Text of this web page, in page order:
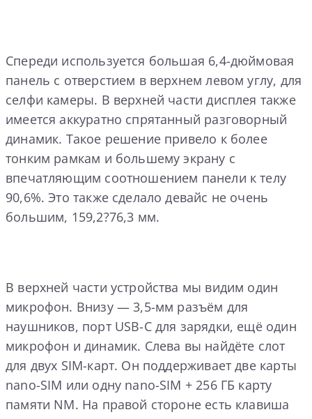
Спереди используется большая 6,4-дюймовая
панель с отверстием в верхнем левом углу, для
селфи камеры. В верхней части дисплея также
имеется аккуратно спрятанный разговорный
динамик. Такое решение привело к более
тонким рамкам и большему экрану с
впечатляющим соотношением панели к телу
90,6%. Это также сделало девайс не очень
большим, 159,2?76,3 мм.
В верхней части устройства мы видим один
микрофон. Внизу — 3,5-мм разъём для
наушников, порт USB-C для зарядки, ещё один
микрофон и динамик. Слева вы найдёте слот
для двух SIM-карт. Он поддерживает две карты
nano-SIM или одну nano-SIM + 256 ГБ карту
памяти NM. На правой стороне есть клавиша